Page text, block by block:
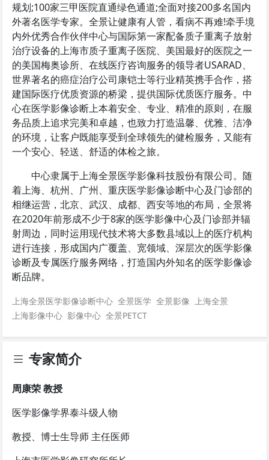
规划;100家三甲医院直通绿色通道;全面对接200多名国内
外著名医学专家。全景让健康有人管，看病不再难!牵手境
内外优秀合作伙伴中心与国际第一家配备质子重离子放射
治疗设备的上海市质子重离子医院、美国最好的医院之一
的美国梅奥诊所、在线医疗咨询服务的领导者USARAD、
世界著名的癌症治疗公司康铠士等行业精英携手合作，搭
建国际医疗优质资源的桥梁，提供国际优质医疗服务。中
心在医学影像诊断上本着安全、专业、精准的原则，在服
务品质上追求完美和卓越，也致力打造温馨、优雅、洁净
的环境，让客户既能享受到全球领先的健检服务，又能有
一个安心、轻送、舒适的体检之旅。
中心隶属于上海全景医学影像科技股份有限公司。随
着上海、杭州、广州、重庆医学影像诊断中心及门诊部的
相继运营，北京、武汉、成都、西安等地的布局，全景将
在2020年前形成不少于8家的医学影像中心及门诊部并辐
射周边，同时运用现代技术将大多数县域以上的医疗机构
进行连接，形成国内广覆盖、宽领域、深层次的医学影像
诊断及专属医疗服务网络，打造国内外知名的医学影像诊
断品牌。
上海全景医学影像诊断中心 全景医学 全景影像 上海全景
上海影像中心 影像中心 全景PETCT
专家简介
周康荣 教授
医学影像学界泰斗级人物
教授、博士生导师 主任医师